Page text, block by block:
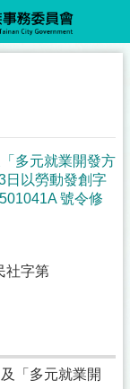
多元就業開發方
日以勞動發創字
號令修
社字第
「多元就業開